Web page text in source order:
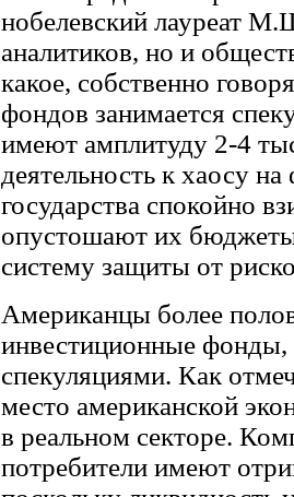
нобелевский лауреат
аналитиков, но и
какое, собственно
фондов занимается
имеют амплитуду 2-4
деятельность к хаосу
государства спокойно
опустошают их бюджеты
систему защиты от
Американцы более
инвестиционные
спекуляциями. Как
место американской
в реальном секторе.
потребители имеют